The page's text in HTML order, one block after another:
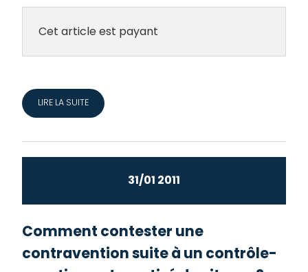
Cet article est payant
LIRE LA SUITE
31/01 2011
Comment contester une
contravention suite à un contrôle-